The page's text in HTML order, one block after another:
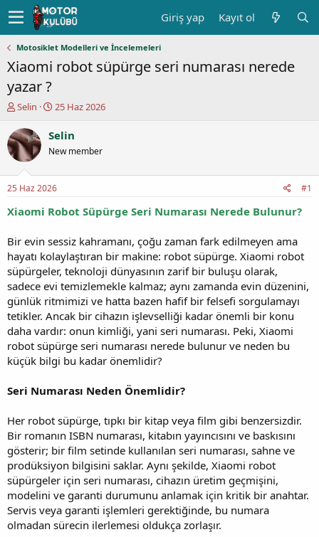
Giriş yap Kayıt ol
Motosiklet Modelleri ve İncelemeleri
Xiaomi robot süpürge seri numarası nerede
yazar ?
K
n
u
y
b
a
ş
t
a
n
Selin
B
ş
a
g
ı
ç
r
i
h
i
25 Haz 2026
Selin
New member
25 Haz 2026 #1
Xiaomi Robot Süpürge Seri Numarası Nerede Bulunur?
Bir evin sessiz kahramanı, çoğu zaman fark edilmeyen ama
hayatı kolaylaştıran bir makine: robot süpürge. Xiaomi robot
süpürgeler, teknoloji dünyasının zarif bir buluşu olarak,
sadece evi temizlemekle kalmaz; aynı zamanda evin düzenini,
günlük ritmimizi ve hatta bazen hafif bir felsefi sorgulamayı
tetikler. Ancak bir cihazın işlevselliği kadar önemli bir konu
daha vardır: onun kimliği, yani seri numarası. Peki, Xiaomi
robot süpürge seri numarası nerede bulunur ve neden bu
küçük bilgi bu kadar önemlidir?
Seri Numarası Neden Önemlidir?
Her robot süpürge, tıpkı bir kitap veya film gibi benzersizdir.
Bir romanın ISBN numarası, kitabın yayıncısını ve baskısını
gösterir; bir film setinde kullanılan seri numarası, sahne ve
prodüksiyon bilgisini saklar. Aynı şekilde, Xiaomi robot
süpürgeler için seri numarası, cihazın üretim geçmişini,
modelini ve garanti durumunu anlamak için kritik bir anahtar.
Servis veya garanti işlemleri gerektiğinde, bu numara
olmadan sürecin ilerlemesi oldukça zorlaşır.